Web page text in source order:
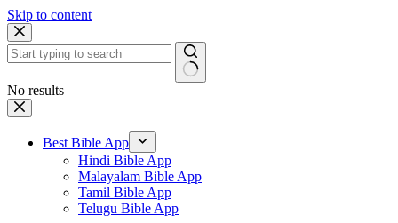
Skip to content
No results
Best Bible App
Hindi Bible App
Malayalam Bible App
Tamil Bible App
Telugu Bible App